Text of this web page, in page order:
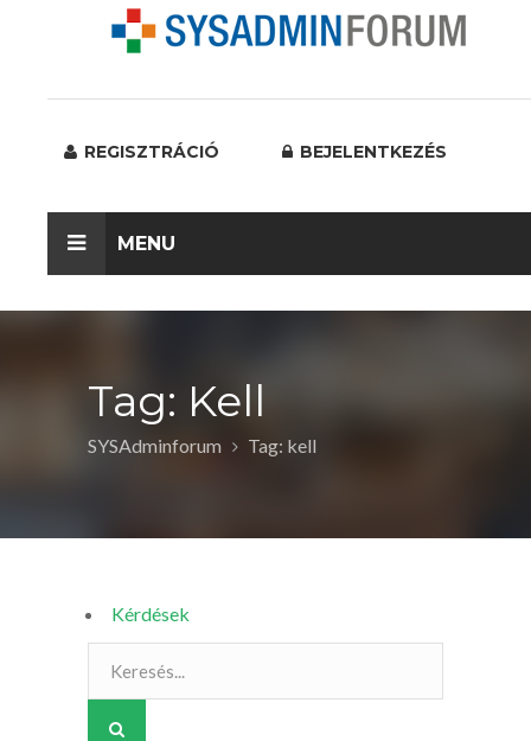
REGISZTRÁCIÓ BEJELENTKEZÉS
MENU
Tag: Kell
SYSAdminforum Tag: kell
Kérdések